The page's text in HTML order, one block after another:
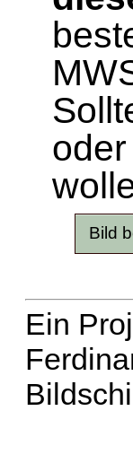
Ein